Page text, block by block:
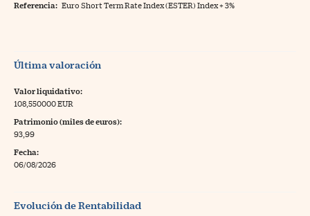
Referencia: Euro Short Term Rate Index (ESTER) Index + 3%
Última valoración
Valor liquidativo:
108,550000 EUR
Patrimonio (miles de euros):
93,99
Fecha:
06/08/2026
Evolución de Rentabilidad